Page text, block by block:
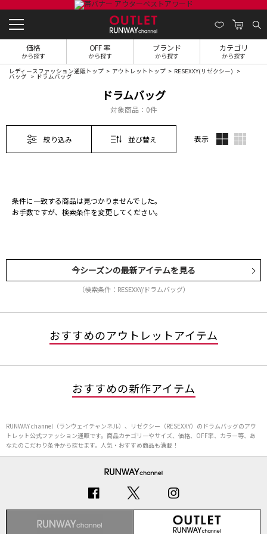
価格
から探す
OFF 率
から探す
ブランド
から探す
カテゴリ
から探す
レディースファッション通販トップ アウトレットトップ RESEXXY(リゼクシー)
バッグ ドラムバッグ
ドラムバッグ
対象商品： 0件
絞り込み 並び替え 表示
条件に一致する商品は見つかりませんでした。
お手数ですが、検索条件を変更してください。
今シーズンの最新アイテムを見る
（検索条件：RESEXXY/ドラムバッグ）
おすすめのアウトレットアイテム
おすすめの新作アイテム
RUNWAY channel（ランウェイチャンネル）、リゼクシー（RESEXXY）のドラムバッグのアウ
トレット公式ファッション通販です。商品カテゴリーやサイズ、価格、OFF率、カラー等、あ
なたのこだわり条件から探せます。人気・おすすめ商品も満載！